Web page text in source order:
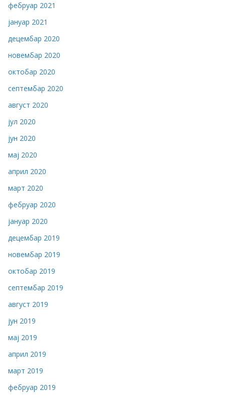
фебруар 2021
јануар 2021
децембар 2020
новембар 2020
октобар 2020
септембар 2020
август 2020
јул 2020
јун 2020
мај 2020
април 2020
март 2020
фебруар 2020
јануар 2020
децембар 2019
новембар 2019
октобар 2019
септембар 2019
август 2019
јун 2019
мај 2019
април 2019
март 2019
фебруар 2019